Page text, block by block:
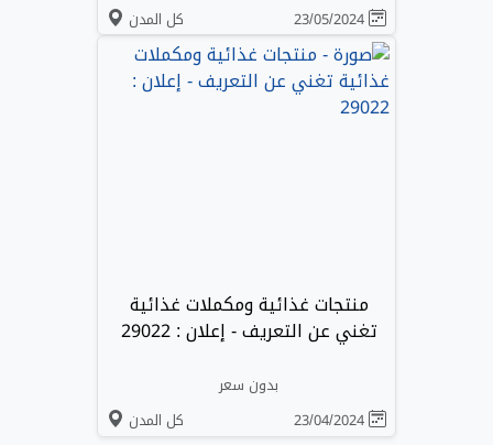
كل المدن
منتجات غذائية ومكملات غذائية
تغني عن التعريف - إعلان : 29022
بدون سعر
كل المدن